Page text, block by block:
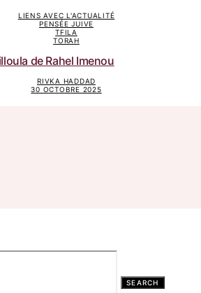
LIENS AVEC L'ACTUALITÉ
PENSÉE JUIVE
TFILA
TORAH
de Rahel Imenou
RIVKA HADDAD
30 OCTOBRE 2025
SEARCH